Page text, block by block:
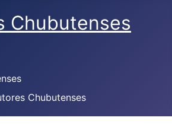
Chubutenses